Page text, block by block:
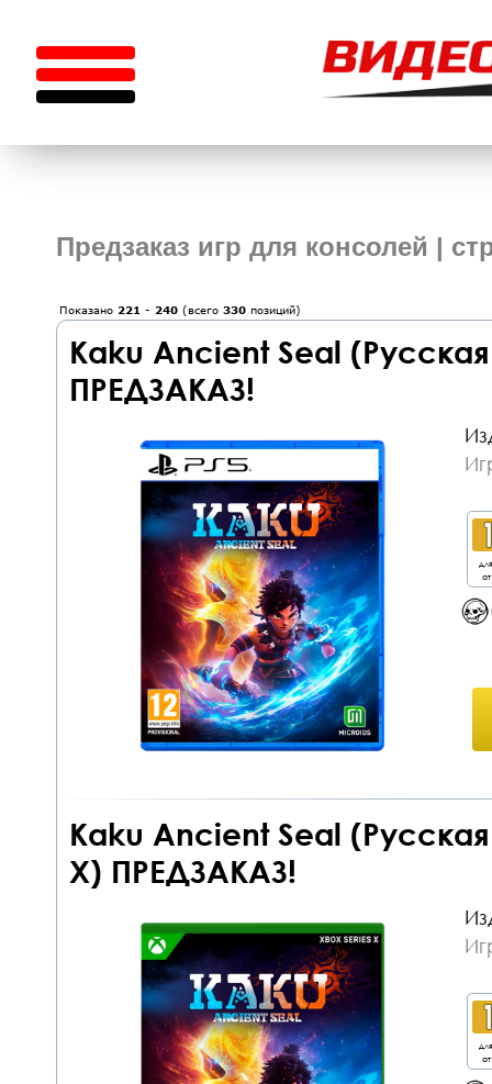
Предзаказ игр для консолей |
Показано 221 - 240 (всего 330 позиций)
Kaku Ancient Seal
ПРЕДЗАКАЗ!
Kaku Ancient Seal
X) ПРЕДЗАКАЗ!